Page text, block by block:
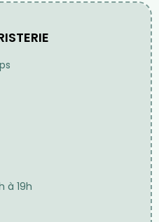
à 19h